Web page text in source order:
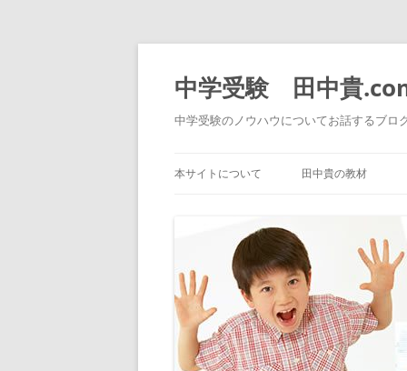
中学受験 田中貴
中学受験のノウハウについてお話するブログ
本サイトについて 田中貴の教材